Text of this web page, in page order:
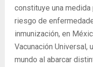
constituye una
riesgo de
inmunización, en
Vacunación Universal,
mundo al abarcar